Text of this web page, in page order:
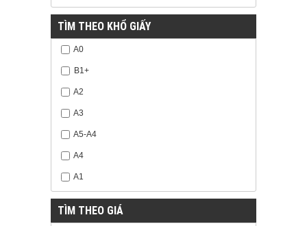
TÌM THEO KHỔ GIẤY
A0
B1+
A2
A3
A5-A4
A4
A1
TÌM THEO GIÁ